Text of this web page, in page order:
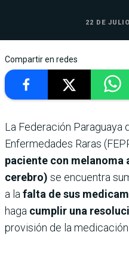
22 DE
Compartir en redes
La Federación Paraguaya
Enfermedades Raras
paciente con melanoma
cerebro) se encuentra
a la falta de sus
haga cumplir una
provisión de la medicación.